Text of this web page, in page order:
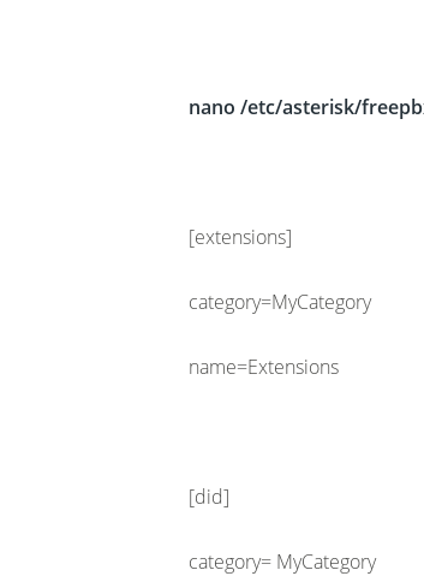
nano /etc/asterisk/
[extensions]
category=MyCategory
name=Extensions
[did]
category= MyCategory